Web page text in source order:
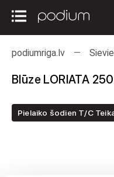
podiumriga.lv
Blūze LORIATA
Pielaiko šodien T/C